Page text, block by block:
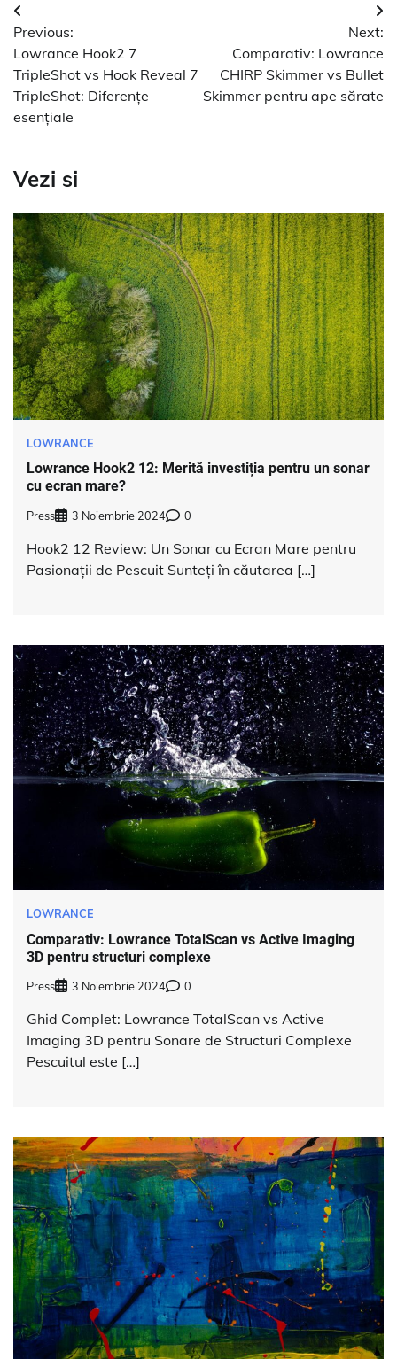
Navigare
în
articole
Previous:
Lowrance Hook2 7
TripleShot vs Hook Reveal 7
TripleShot: Diferențe
esențiale
Next:
Comparativ: Lowrance
CHIRP Skimmer vs Bullet
Skimmer pentru ape sărate
Vezi si
LOWRANCE
Lowrance Hook2 12: Merită investiția pentru un sonar
cu ecran mare?
Press 3 Noiembrie 2024 0
Hook2 12 Review: Un Sonar cu Ecran Mare pentru
Pasionații de Pescuit Sunteți în căutarea […]
LOWRANCE
Comparativ: Lowrance TotalScan vs Active Imaging
3D pentru structuri complexe
Press 3 Noiembrie 2024 0
Ghid Complet: Lowrance TotalScan vs Active
Imaging 3D pentru Sonare de Structuri Complexe
Pescuitul este […]